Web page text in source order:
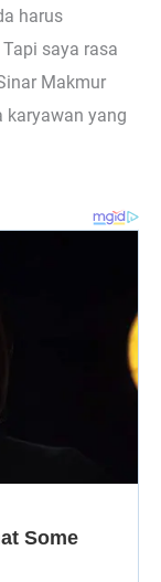
harus
saya rasa
Makmur
karyawan yang